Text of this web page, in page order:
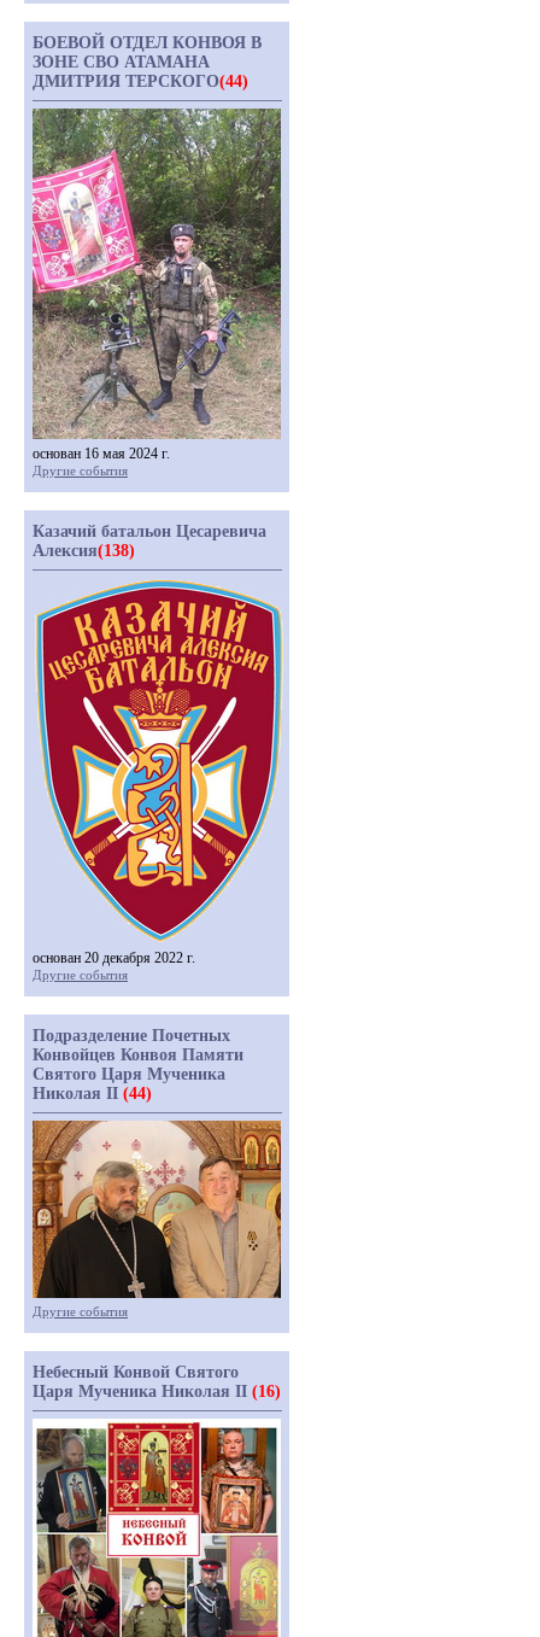
БОЕВОЙ ОТДЕЛ КОНВОЯ В
ЗОНЕ СВО АТАМАНА
ДМИТРИЯ ТЕРСКОГО(44)
основан 16 мая 2024 г.
Другие события
Казачий батальон Цесаревича
Алексия(138)
основан 20 декабря 2022 г.
Другие события
Подразделение Почетных
Конвойцев Конвоя Памяти
Святого Царя Мученика
Николая II (44)
Другие события
Небесный Конвой Святого
Царя Мученика Николая II (16)